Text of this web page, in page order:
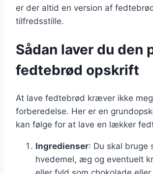
er der altid en version af
tilfredsstille.
Sådan laver du den
fedtebrød opskrift
At lave fedtebrød kræver ikke
forberedelse. Her er en
kan følge for at lave en lækker
Ingredienser: Du skal bruge
hvedemel, æg og eventuelt